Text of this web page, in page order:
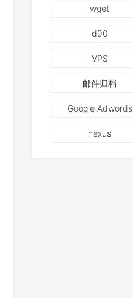
wget
d90
VPS
邮件归档
Google Adwords
nexus